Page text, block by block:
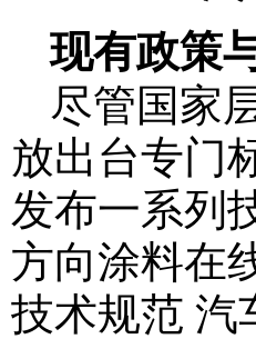
现有政策
尽管国家
放出台专门
发布一系列
方向涂料在
技术规范 汽